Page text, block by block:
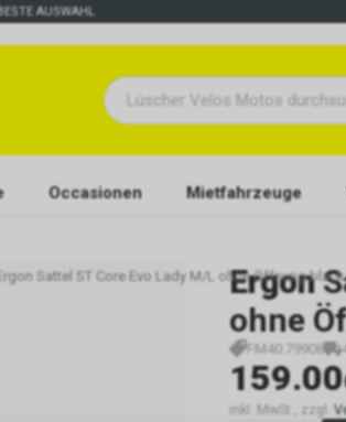
AUSWAHL
Occasionen Mietfahrzeuge
Sattel ST Core Evo Lady M/L ohne Öffnung black
Ergon
ohne
FM40.79908
159.00
inkl. MwSt., zzgl.